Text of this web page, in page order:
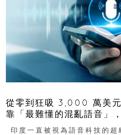
從零到狂吸 3,000 萬美
靠「最難懂的混亂語音」
十億人市場？
印度一直被視為語音科技的超